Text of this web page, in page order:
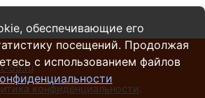
55.ru
конфиденциальности.
обеспечивающие его
посещений. Продолжая
с использованием файлов